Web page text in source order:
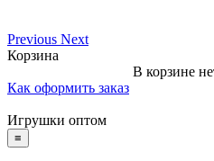
Previous Next
Корзина
В корзине
Как оформить заказ
Игрушки оптом
≡